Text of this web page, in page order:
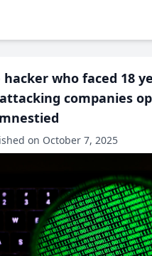
hacker who faced 18
companies
on October 7, 2025